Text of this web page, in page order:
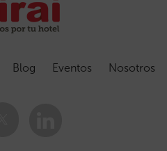
Blog Eventos Nosotros